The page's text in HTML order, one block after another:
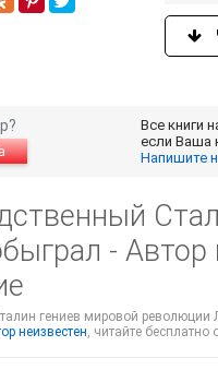
Все книги
если Ваша
Напишите
- Автор
гениев мировой революции
неизвестен, читайте